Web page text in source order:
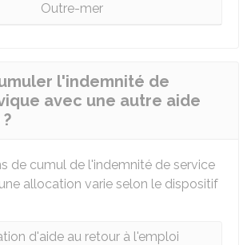
Outre-mer
l'indemnité de
avec une autre aide
de cumul de l'indemnité de service
allocation varie selon le dispositif
d'aide au retour à l'emploi